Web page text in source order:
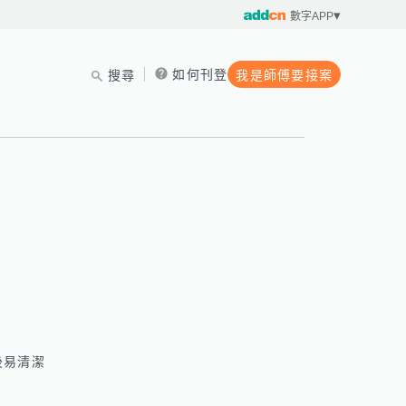
數字APP
搜尋 如何刊登 我是師傅要接案
清潔